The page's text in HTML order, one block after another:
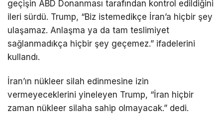
geçişin ABD Donanması tarafından kontrol edildiğini
ileri sürdü. Trump, “Biz istemedikçe İran’a hiçbir şey
ulaşamaz. Anlaşma ya da tam teslimiyet
sağlanmadıkça hiçbir şey geçemez.” ifadelerini
kullandı.
İran’ın nükleer silah edinmesine izin
vermeyeceklerini yineleyen Trump, “İran hiçbir
zaman nükleer silaha sahip olmayacak.” dedi.